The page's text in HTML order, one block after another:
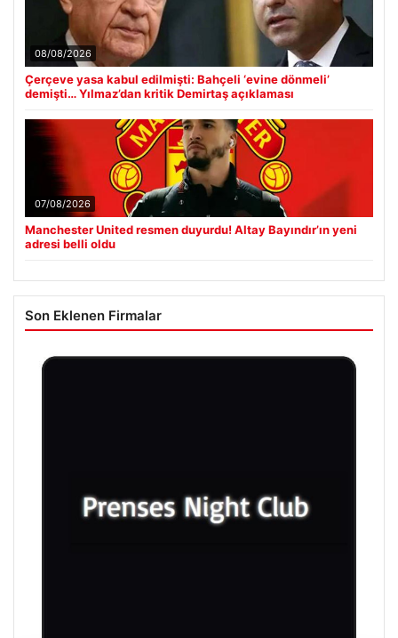
08/08/2026
Çerçeve yasa kabul edilmişti: Bahçeli ‘evine dönmeli’
demişti… Yılmaz’dan kritik Demirtaş açıklaması
07/08/2026
Manchester United resmen duyurdu! Altay Bayındır’ın yeni
adresi belli oldu
Son Eklenen Firmalar